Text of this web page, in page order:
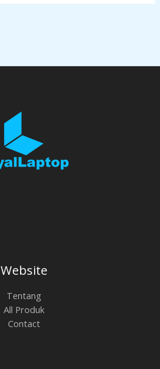
Website
Tentang
All Produk
Contact